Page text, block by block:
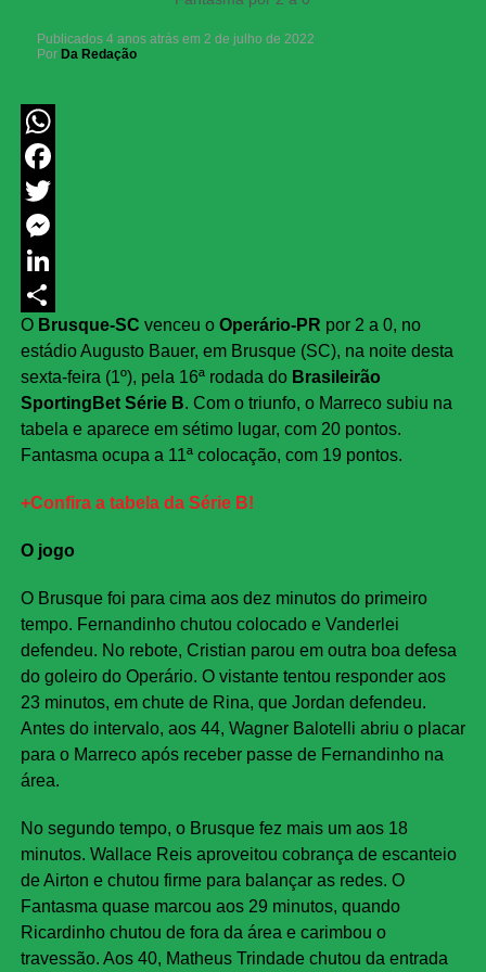
Publicados 4 anos atrás em 2 de julho de 2022
Por Da Redação
WhatsApp
Facebook
Twitter
Messenger
LinkedIn
Share
O Brusque-SC venceu o Operário-PR por 2 a 0, no
estádio Augusto Bauer, em Brusque (SC), na noite desta
sexta-feira (1º), pela 16ª rodada doBrasileirão
SportingBet Série B. Com o triunfo, o Marreco subiu na
tabela e aparece em sétimo lugar, com 20 pontos.
Fantasma ocupa a 11ª colocação, com 19 pontos.
+Confira a tabela da Série B!
O jogo
O Brusque foi para cima aos dez minutos do primeiro
tempo. Fernandinho chutou colocado e Vanderlei
defendeu. No rebote, Cristian parou em outra boa defesa
do goleiro do Operário. O vistante tentou responder aos
23 minutos, em chute de Rina, que Jordan defendeu.
Antes do intervalo, aos 44, Wagner Balotelli abriu o placar
para o Marreco após receber passe de Fernandinho na
área.
No segundo tempo, o Brusque fez mais um aos 18
minutos. Wallace Reis aproveitou cobrança de escanteio
de Airton e chutou firme para balançar as redes. O
Fantasma quase marcou aos 29 minutos, quando
Ricardinho chutou de fora da área e carimbou o
travessão. Aos 40, Matheus Trindade chutou da entrada